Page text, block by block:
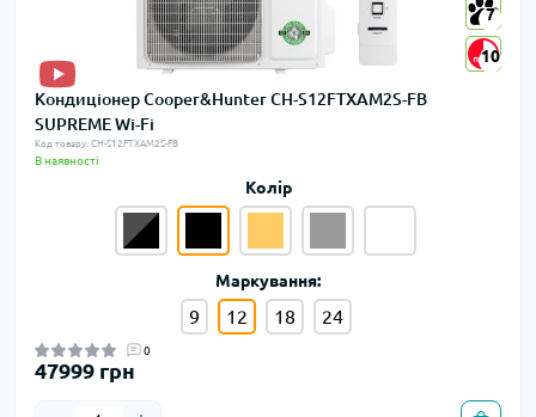
7
10
7
10
Кондиціонер Cooper&Hunter CH-S12FTXAM2S-FB
SUPREME Wi-Fi
Код товару: CH-S12FTXAM2S-FB
В наявності
Колір
Маркування:
9 12 18 24
0
47999 грн